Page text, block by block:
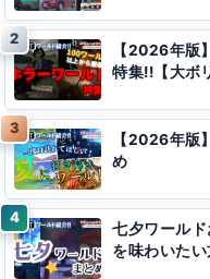
【2026年版
特集!!【大ボ
【2026年版
め
七夕ワールド
を味わいたい